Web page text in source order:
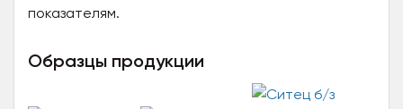
показателям.
Образцы продукции